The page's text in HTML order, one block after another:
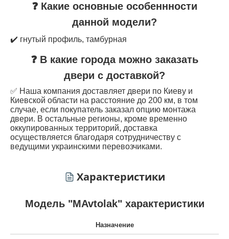
❓ Какие основные особеннности
данной модели?
✔️ гнутый профиль, тамбурная
❓ В какие города можно заказать
двери с доставкой?
✅ Наша компания доставляет двери по Киеву и
Киевской области на расстояние до 200 км, в том
случае, если покупатель заказал опцию монтажа
двери. В остальные регионы, кроме временно
оккупированных территорий, доставка
осуществляется благодаря сотрудничеству с
ведущими украинскими перевозчиками.
Характеристики
Модель "MAvtolak" характеристики
Назначение